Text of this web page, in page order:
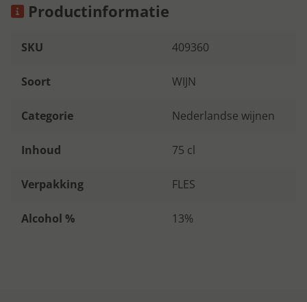
Productinformatie
SKU 409360
Soort WIJN
Categorie Nederlandse wijnen
Inhoud 75 cl
Verpakking FLES
Alcohol % 13%